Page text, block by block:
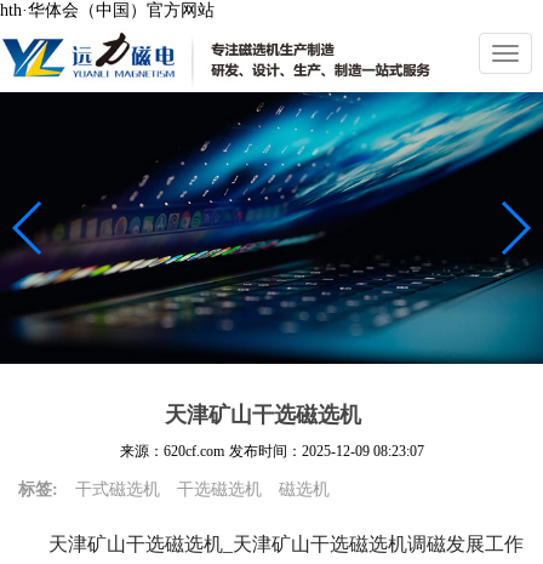
hth·华体会（中国）官方网站
切
换
导
航
天津矿山干选磁选机
来源：620cf.com 发布时间： 2025-12-09 08:23:07
标签: 干式磁选机 干选磁选机 磁选机
天津矿山干选磁选机_天津矿山干选磁选机调磁发展工作